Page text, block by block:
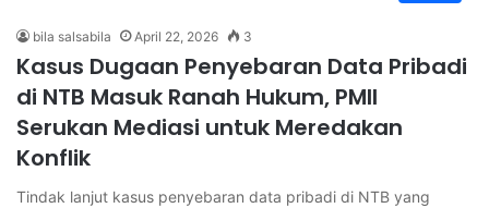
bila salsabila April 22, 2026 3
Kasus Dugaan Penyebaran Data Pribadi
di NTB Masuk Ranah Hukum, PMII
Serukan Mediasi untuk Meredakan
Konflik
Tindak lanjut kasus penyebaran data pribadi di NTB yang